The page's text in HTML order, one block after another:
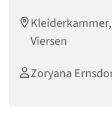
Viersen
Zoryana